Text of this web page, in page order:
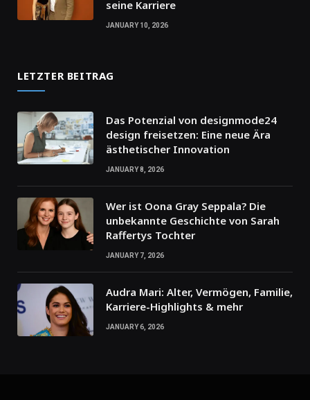
seine Karriere
JANUARY 10, 2026
LETZTER BEITRAG
Das Potenzial von designmode24
design freisetzen: Eine neue Ära
ästhetischer Innovation
JANUARY 8, 2026
Wer ist Oona Gray Seppala? Die
unbekannte Geschichte von Sarah
Raffertys Tochter
JANUARY 7, 2026
Audra Mari: Alter, Vermögen, Familie,
Karriere-Highlights & mehr
JANUARY 6, 2026